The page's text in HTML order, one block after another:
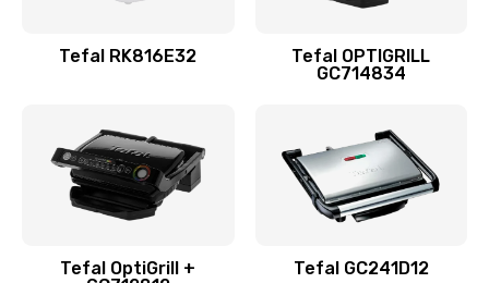
Tefal RK816E32
Tefal OPTIGRILL
GC714834
Tefal OptiGrill +
Tefal GC241D12